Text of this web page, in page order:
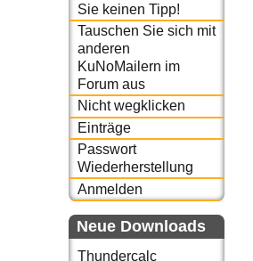
Sie keinen Tipp!
Tauschen Sie sich mit
anderen
KuNoMailern im
Forum aus
Nicht wegklicken
Einträge
Passwort
Wiederherstellung
Anmelden
Neue Downloads
Thundercalc